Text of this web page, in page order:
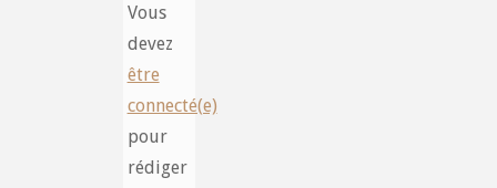
Vous
devez
être
connecté(e)
pour
rédiger